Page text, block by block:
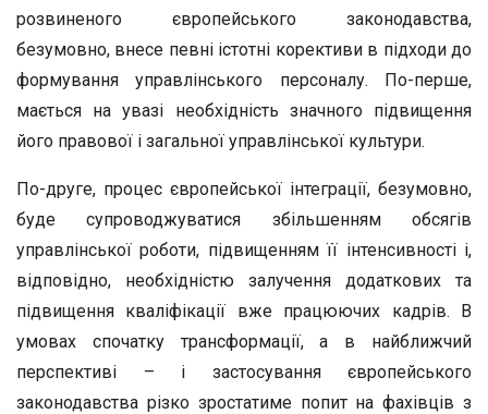
розвиненого європейського законодавства,
безумовно, внесе певні істотні корективи в підходи до
формування управлінського персоналу. По-перше,
мається на увазі необхідність значного підвищення
його правової і загальної управлінської культури.
По-друге, процес європейської інтеграції, безумовно,
буде супроводжуватися збільшенням обсягів
управлінської роботи, підвищенням її інтенсивності і,
відповідно, необхідністю залучення додаткових та
підвищення кваліфікації вже працюючих кадрів. В
умовах спочатку трансформації, а в найближчий
перспективі – і застосування європейського
законодавства різко зростатиме попит на фахівців з